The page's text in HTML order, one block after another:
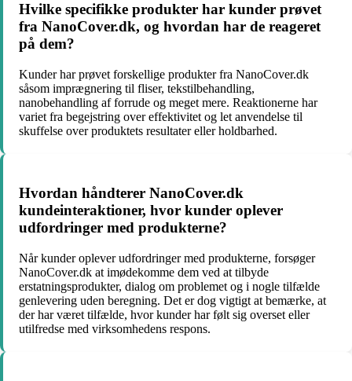
Hvilke specifikke produkter har kunder prøvet
fra NanoCover.dk, og hvordan har de reageret
på dem?
Kunder har prøvet forskellige produkter fra NanoCover.dk
såsom imprægnering til fliser, tekstilbehandling,
nanobehandling af forrude og meget mere. Reaktionerne har
variet fra begejstring over effektivitet og let anvendelse til
skuffelse over produktets resultater eller holdbarhed.
Hvordan håndterer NanoCover.dk
kundeinteraktioner, hvor kunder oplever
udfordringer med produkterne?
Når kunder oplever udfordringer med produkterne, forsøger
NanoCover.dk at imødekomme dem ved at tilbyde
erstatningsprodukter, dialog om problemet og i nogle tilfælde
genlevering uden beregning. Det er dog vigtigt at bemærke, at
der har været tilfælde, hvor kunder har følt sig overset eller
utilfredse med virksomhedens respons.